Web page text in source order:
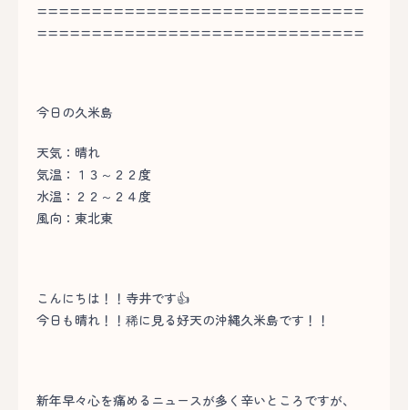
==============================
==============================
今日の久米島
天気：晴れ
気温：１３～２２度
水温：２２～２４度
風向：東北東
こんにちは！！寺井です👍
今日も晴れ！！稀に見る好天の沖縄久米島です！！
新年早々心を痛めるニュースが多く辛いところですが、